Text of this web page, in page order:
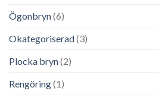
Ögonbryn(6)
Okategoriserad(3)
Plocka bryn(2)
Rengöring(1)